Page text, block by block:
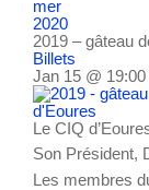
mer
2020
2019 – gâteau
Billets
Jan 15 @ 19:00
Le CIQ
Son Président,
Les membres